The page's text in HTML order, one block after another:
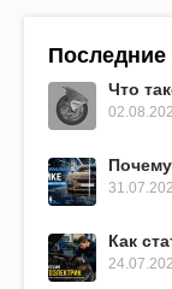
Последние
Что
Как